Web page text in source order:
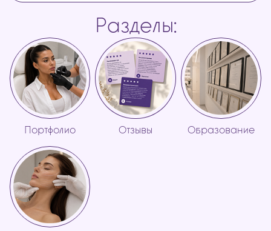
Разделы:
Портфолио Отзывы Образование